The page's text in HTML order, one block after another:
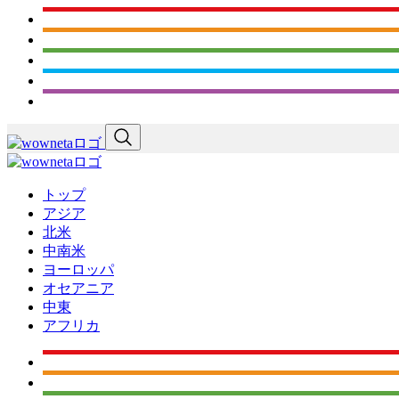
トップ
アジア
北米
中南米
ヨーロッパ
オセアニア
中東
アフリカ